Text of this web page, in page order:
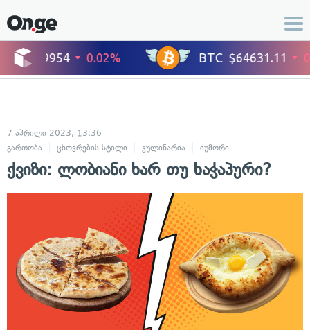
7 აპრილი 2023, 13:36
გართობა
ცხოვრების სტილი კულინარია იუმორი
ქვიზი: ლობიანი ხარ თუ ხაჭაპური?